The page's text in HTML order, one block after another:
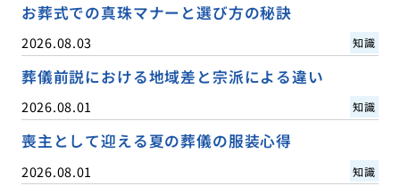
お葬式での真珠マナーと選び方の秘訣
2026.08.03 知識
葬儀前説における地域差と宗派による違い
2026.08.01 知識
喪主として迎える夏の葬儀の服装心得
2026.08.01 知識